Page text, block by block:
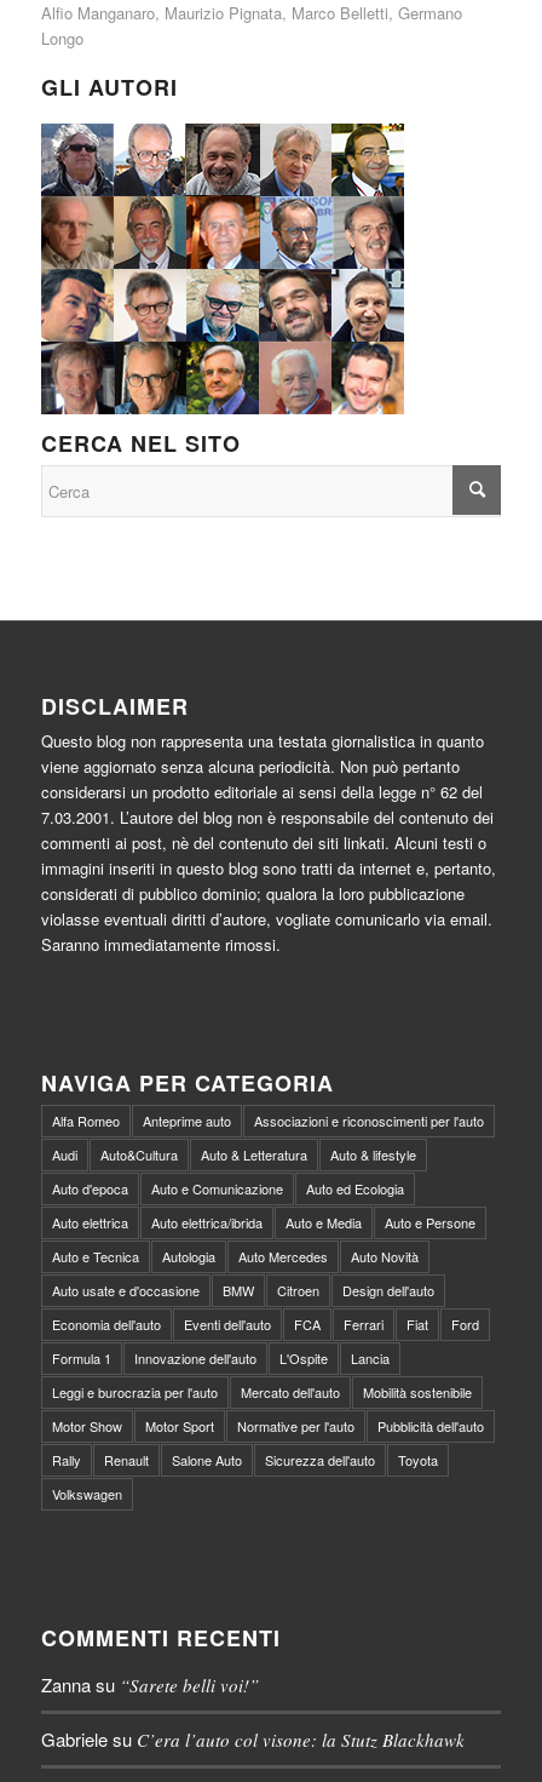
Alfio Manganaro, Maurizio Pignata, Marco Belletti, Germano
Longo
GLI AUTORI
CERCA NEL SITO
DISCLAIMER
Questo blog non rappresenta una testata giornalistica in quanto
viene aggiornato senza alcuna periodicità. Non può pertanto
considerarsi un prodotto editoriale ai sensi della legge n° 62 del
7.03.2001. L’autore del blog non è responsabile del contenuto dei
commenti ai post, nè del contenuto dei siti linkati. Alcuni testi o
immagini inseriti in questo blog sono tratti da internet e, pertanto,
considerati di pubblico dominio; qualora la loro pubblicazione
violasse eventuali diritti d’autore, vogliate comunicarlo via email.
Saranno immediatamente rimossi.
NAVIGA PER CATEGORIA
Alfa Romeo Anteprime auto
Associazioni e riconoscimenti per l'auto
Audi
Auto&Cultura Auto & Letteratura
Auto & lifestyle
Auto d'epoca
Auto e Comunicazione
Auto ed Ecologia
Auto elettrica
Auto elettrica/ibrida Auto e Media
Auto e Persone
Auto e Tecnica
Autologia Auto Mercedes
Auto Novità
Auto usate e d'occasione
BMW Citroen
Design dell'auto
Economia dell'auto
Eventi dell'auto FCA Ferrari Fiat
Ford
Formula 1
Innovazione dell'auto L'Ospite
Lancia
Leggi e burocrazia per l'auto
Mercato dell'auto
Mobilità sostenibile
Motor Show
Motor Sport Normative per l'auto
Pubblicità dell'auto
Rally
Renault Salone Auto Sicurezza dell'auto
Toyota
Volkswagen
COMMENTI RECENTI
Zannasu “Sarete belli voi!”
Gabrielesu C’era l’auto col visone: la Stutz Blackhawk